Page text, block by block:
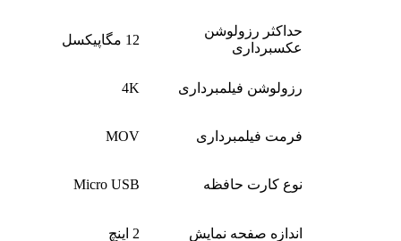
حداکثر رزولوشن
عکسبرداری
12 مگاپیکسل
رزولوشن فیلمبرداری 4K
فرمت فیلمبرداری MOV
نوع کارت حافظه Micro USB
اندازه صفحه نمایش 2 اینچ